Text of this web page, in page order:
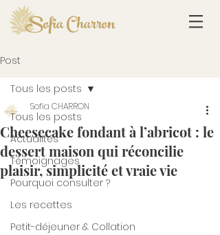
Sofia Charron
Post
Tous les posts
Actualités
Témoignages
Pourquoi consulter ?
Les recettes
Petit-déjeuner & Collation
Tous les posts
Cheesecake fondant à l’abricot : le
dessert maison qui réconcilie
plaisir, simplicité et vraie vie
Sofia CHARRON